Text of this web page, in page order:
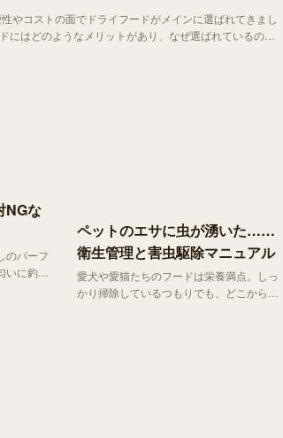
はどのようなメリットがあり、なぜ選ばれているので
NGな
のパーフ
に釣ら
ペットのエサに虫が湧いた……
衛生管理と害虫駆除マニュアル
愛犬や愛猫たちのフードは栄養満点。しっ
かり掃除しているつもりでも、どこからか